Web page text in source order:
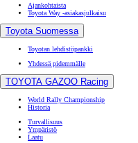
Ajankohtaista
Toyota Way -asiakasjulkaisu
Toyota Suomessa
Toyotan lehdistöpankki
Yhdessä pidemmälle
TOYOTA GAZOO Racing
World Rally Championship
Historia
Turvallisuus
Ympäristö
Laatu